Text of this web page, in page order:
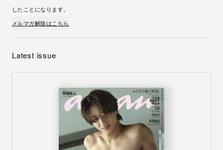
したことになります。
メルマガ解除はこちら
Latest issue